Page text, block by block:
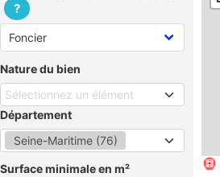
?
Nature du bien
Sélectionnez un élément
Département
Seine-Maritime (76)
Surface minimale en m²